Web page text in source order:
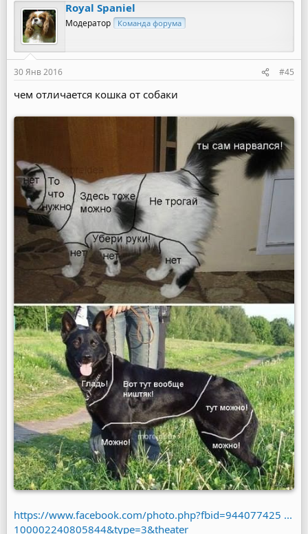
Royal Spaniel
Модератор Команда форума
30 Янв 2016 #45
чем отличается кошка от собаки
https://www.facebook.com/photo.php?fbid=944077425 ...
100002240805844&type=3&theater